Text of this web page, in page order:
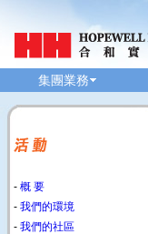
集團業務
- 概 要
- 我們的環境
- 我們的社區